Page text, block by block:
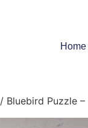
Home
/ Bluebird Puzzle